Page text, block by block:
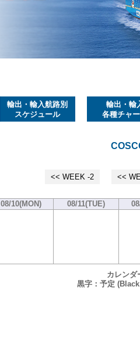
輸出・輸入航路別
スケジュール
輸出・輸
各種チャ
<< WEEK -2 <<
08/10(MON) 08/11(TUE)
カレンダ
黒字：予定